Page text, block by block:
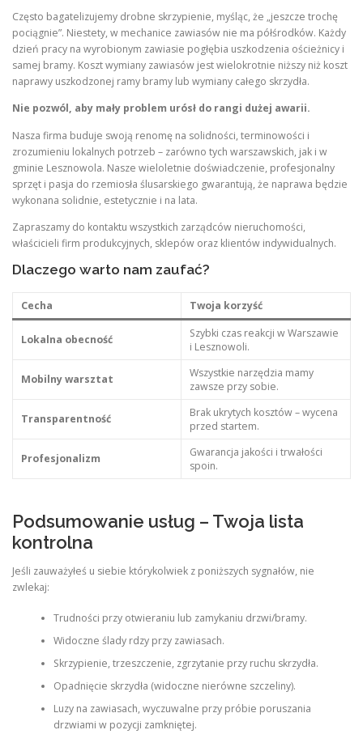
Często bagatelizujemy drobne skrzypienie, myśląc, że „jeszcze trochę
pociągnie”. Niestety, w mechanice zawiasów nie ma półśrodków. Każdy
dzień pracy na wyrobionym zawiasie pogłębia uszkodzenia ościeżnicy i
samej bramy. Koszt wymiany zawiasów jest wielokrotnie niższy niż koszt
naprawy uszkodzonej ramy bramy lub wymiany całego skrzydła.
Nie pozwól, aby mały problem urósł do rangi dużej awarii.
Nasza firma buduje swoją renomę na solidności, terminowości i
zrozumieniu lokalnych potrzeb – zarówno tych warszawskich, jak i w
gminie Lesznowola. Nasze wieloletnie doświadczenie, profesjonalny
sprzęt i pasja do rzemiosła ślusarskiego gwarantują, że naprawa będzie
wykonana solidnie, estetycznie i na lata.
Zapraszamy do kontaktu wszystkich zarządców nieruchomości,
właścicieli firm produkcyjnych, sklepów oraz klientów indywidualnych.
Dlaczego warto nam zaufać?
Cecha Twoja korzyść
Lokalna obecność
Szybki czas reakcji w Warszawie
i Lesznowoli.
Mobilny warsztat
Wszystkie narzędzia mamy
zawsze przy sobie.
Transparentność
Brak ukrytych kosztów – wycena
przed startem.
Profesjonalizm
Gwarancja jakości i trwałości
spoin.
Podsumowanie usług – Twoja lista
kontrolna
Jeśli zauważyłeś u siebie którykolwiek z poniższych sygnałów, nie
zwlekaj:
Trudności przy otwieraniu lub zamykaniu drzwi/bramy.
Widoczne ślady rdzy przy zawiasach.
Skrzypienie, trzeszczenie, zgrzytanie przy ruchu skrzydła.
Opadnięcie skrzydła (widoczne nierówne szczeliny).
Luzy na zawiasach, wyczuwalne przy próbie poruszania
drzwiami w pozycji zamkniętej.